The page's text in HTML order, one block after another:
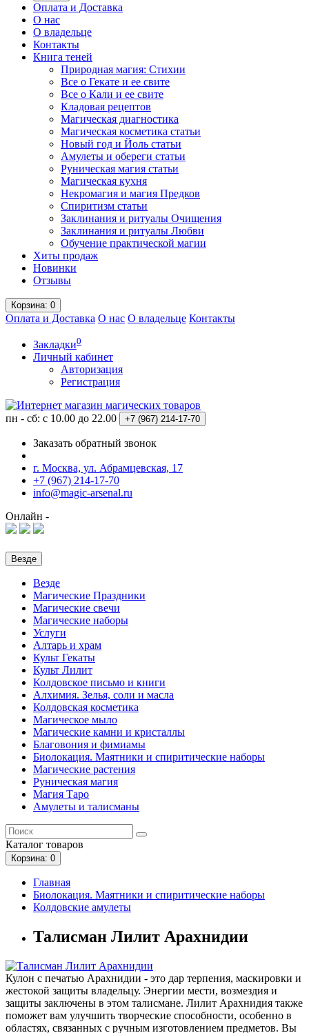
Оплата и Доставка
О нас
О владельце
Контакты
Книга теней
Природная магия: Стихии
Все о Гекате и ее свите
Все о Кали и ее свите
Кладовая рецептов
Магическая диагностика
Магическая косметика статьи
Новый год и Йоль статьи
Амулеты и обереги статьи
Руническая магия статьи
Магическая кухня
Некромагия и магия Предков
Спиритизм статьи
Заклинания и ритуалы Очищения
Заклинания и ритуалы Любви
Обучение практической магии
Хиты продаж
Новинки
Отзывы
Корзина: 0
Оплата и Доставка О нас О владельце Контакты
Закладки0
Личный кабинет
Авторизация
Регистрация
пн - сб: с 10.00 до 22.00 +7 (967) 214-17-70
Заказать обратный звонок
г. Москва, ул. Абрамцевская, 17
+7 (967) 214-17-70
info@magic-arsenal.ru
Онлайн -
Везде
Везде
Магические Праздники
Магические свечи
Магические наборы
Услуги
Алтарь и храм
Культ Гекаты
Культ Лилит
Колдовское письмо и книги
Алхимия. Зелья, соли и масла
Колдовская косметика
Магическое мыло
Магические камни и кристаллы
Благовония и фимиамы
Биолокация. Маятники и спиритические наборы
Магические растения
Руническая магия
Магия Таро
Амулеты и талисманы
Каталог товаров
Корзина: 0
Главная
Биолокация. Маятники и спиритические наборы
Колдовские амулеты
Талисман Лилит Арахнидии
Кулон с печатью Арахнидии - это дар терпения, маскировки и
жестокой защиты владельцу. Энергии мести, возмездия и
защиты заключены в этом талисмане. Лилит Арахнидия также
поможет вам улучшить творческие способности, особенно в
областях, связанных с ручным изготовлением предметов. Вы